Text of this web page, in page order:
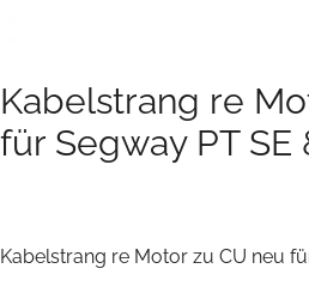
Kabelstrang re
für Segway PT SE
Kabelstrang re Motor zu CU neu